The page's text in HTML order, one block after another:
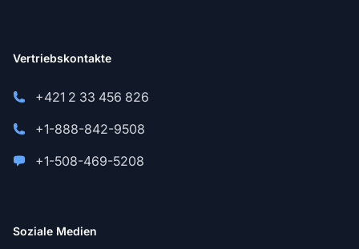
Vertriebskontakte
+421 2 33 456 826
+1-888-842-9508
+1-508-469-5208
Soziale Medien